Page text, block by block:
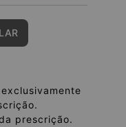
prescrição.